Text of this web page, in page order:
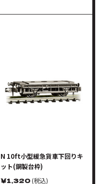
N 10ft小型緩急貨車下回りキ
ット(鋼製台枠)
￥1,320(税込)